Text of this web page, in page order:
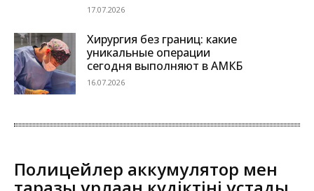
17.07.2026
Хирургия без границ: какие
уникальные операции
сегодня выполняют в АМКБ
16.07.2026